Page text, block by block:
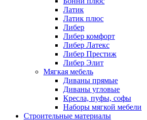
Латик
Латик плюс
Либер
Либер комфорт
Либер Латекс
Либер Престиж
Либер Элит
Мягкая мебель
Диваны прямые
Диваны угловые
Кресла, пуфы, софы
Наборы мягкой мебели
Строительные материалы